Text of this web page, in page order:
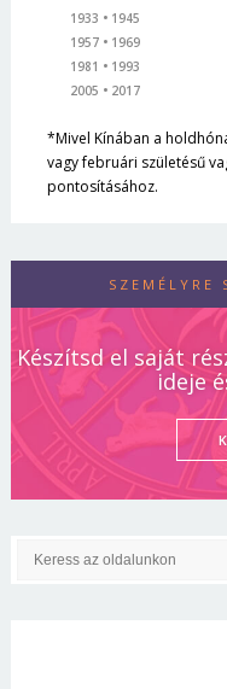
1933
1945
1957
1969
1981
1993
2005
2017
*Mivel Kínában a
vagy februári születésű
pontosításához.
SZEMÉLYRE
Készítsd el saját
ideje